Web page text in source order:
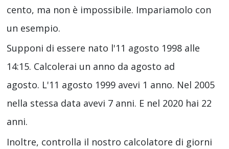
cento, ma non è impossibile. Impariamolo con
un esempio.
Supponi di essere nato l'11 agosto 1998 alle
14:15. Calcolerai un anno da agosto ad
agosto. L'11 agosto 1999 avevi 1 anno. Nel 2005
nella stessa data avevi 7 anni. E nel 2020 hai 22
anni.
Inoltre, controlla il nostro calcolatore di giorni